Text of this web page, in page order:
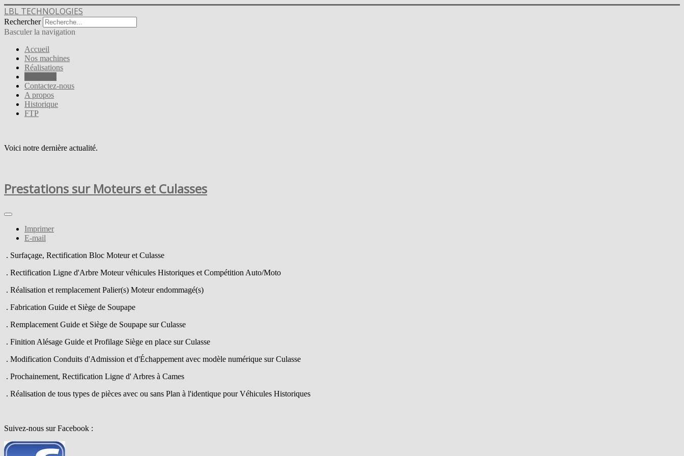
LBL TECHNOLOGIES
Rechercher
Basculer la navigation
Accueil
Nos machines
Réalisations
Contactez-nous
A propos
Historique
FTP
Voici notre dernière actualité.
Prestations sur Moteurs et Culasses
Imprimer
E-mail
. Surfaçage, Rectification Bloc Moteur et Culasse
. Rectification Ligne d'Arbre Moteur véhicules Historiques et Compétition Auto/Moto
. Réalisation et remplacement Palier(s) Moteur endommagé(s)
. Fabrication Guide et Siège de Soupape
. Remplacement Guide et Siège de Soupape sur Culasse
. Finition Alésage Guide et Profilage Siège en place sur Culasse
. Modification Conduits d'Admission et d'Échappement avec modèle numérique sur Culasse
. Prochainement, Rectification Ligne d' Arbres à Cames
. Réalisation de tous types de pièces avec ou sans Plan à l'identique pour Véhicules Historiques
Suivez-nous sur Facebook :